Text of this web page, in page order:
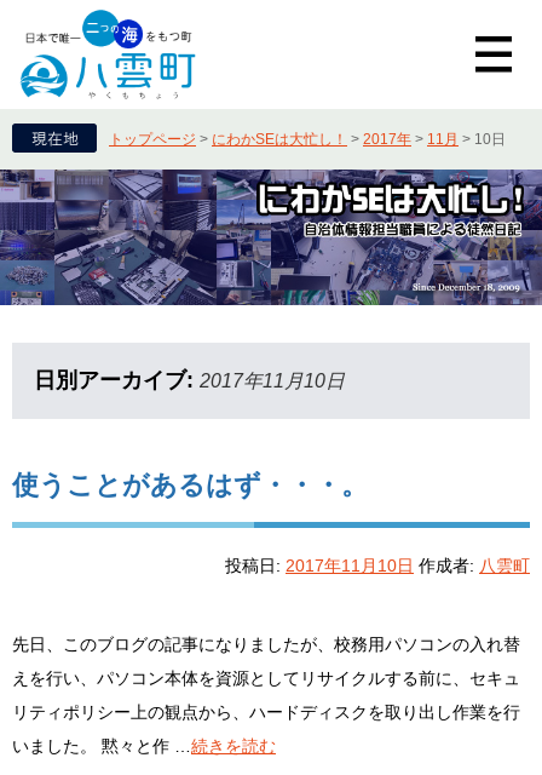
トップページ > にわかSEは大忙し！ > 2017年 > 11月 > 10日
日別アーカイブ: 2017年11月10日
使うことがあるはず・・・。
投稿日: 2017年11月10日 作成者: 八雲町
先日、このブログの記事になりましたが、校務用パソコンの入れ替
えを行い、パソコン本体を資源としてリサイクルする前に、セキュ
リティポリシー上の観点から、ハードディスクを取り出し作業を行
いました。 黙々と作 … 続きを読む